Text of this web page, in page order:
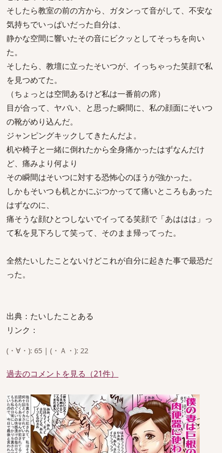
そしたら教室の前の方から、ガタンって音がして、不安な
気持ちでいっぱいだった自分は、
静かな空間に響いたその音にビクッとしてそっちを向い
た。
そしたら、教壇に立ったそいつが、イっちゃった笑顔で私
を見つめてた。
（ちょっとは空間あるけど私は一番前の席）
目が合って、ヤバい、と思った瞬間に、私の顔面にそいつ
の靴がめり込んだ。
ジャンピングキックしてきたんだよ。
机や椅子と一緒に倒れたから全身痛かったはずなんだけ
ど、痛みより何より
その瞬間はそいつに対する恐怖心のほうが強かった。
しかもそいつも机とかにぶつかってて痛いところもあった
はずなのに、
痛そうな顔ひとつしないでイってる笑顔で「あははは」っ
て私を見下ろして笑って、そのまま帰ってった。
全然たいしたことないけどこれが自分に起きた事で最恐だ
った。
出典：たいしたことある
リンク：
(・∀・): 65 | (・Ａ・): 22
過去のコメントを見る（21件）